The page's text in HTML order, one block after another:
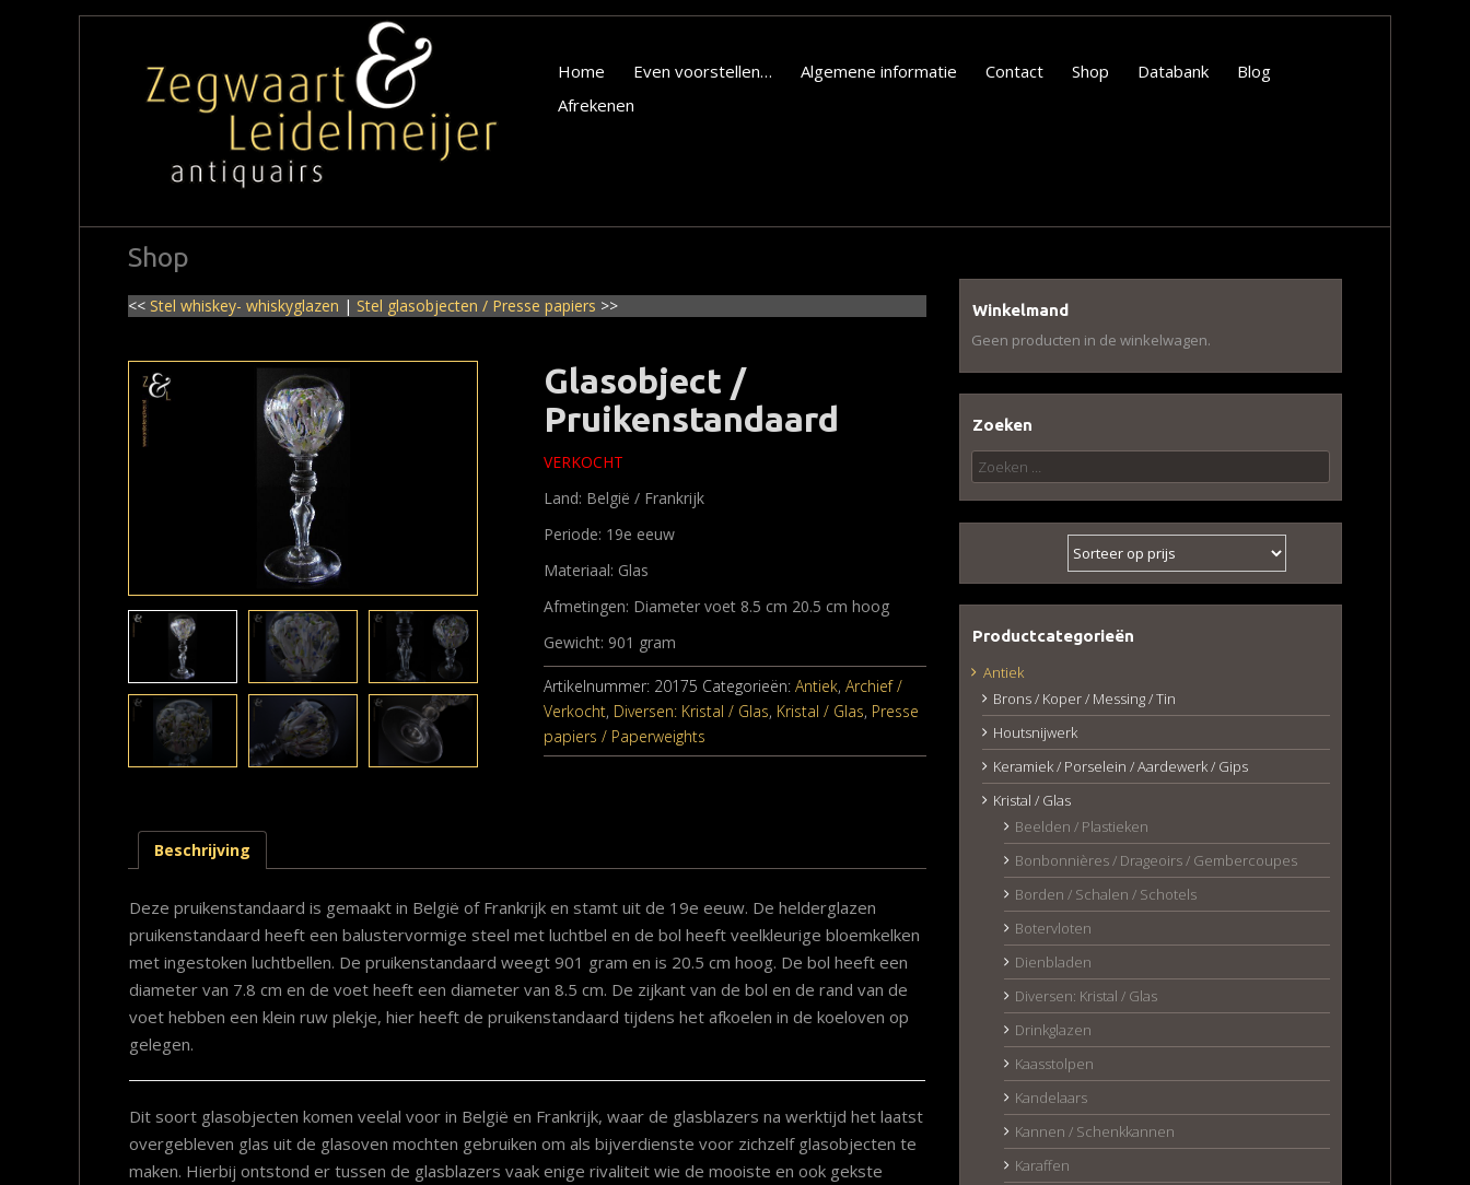
Home Even voorstellen… Algemene informatie Contact Shop Databank
Blog
Afrekenen
Shop
<< Stel whiskey- whiskyglazen | Stel glasobjecten / Presse papiers >>
Glasobject /
Pruikenstandaard
VERKOCHT
Land: België / Frankrijk
Periode: 19e eeuw
Materiaal: Glas
Afmetingen: Diameter voet 8.5 cm 20.5 cm hoog
Gewicht: 901 gram
Artikelnummer: 20175 Categorieën: Antiek, Archief /
Verkocht, Diversen: Kristal / Glas, Kristal / Glas, Presse
papiers / Paperweights
Beschrijving
Deze pruikenstandaard is gemaakt in België of Frankrijk en stamt uit de 19e eeuw. De helderglazen
pruikenstandaard heeft een balustervormige steel met luchtbel en de bol heeft veelkleurige bloemkelken
met ingestoken luchtbellen. De pruikenstandaard weegt 901 gram en is 20.5 cm hoog. De bol heeft een
diameter van 7.8 cm en de voet heeft een diameter van 8.5 cm. De zijkant van de bol en de rand van de
voet hebben een klein ruw plekje, hier heeft de pruikenstandaard tijdens het afkoelen in de koeloven op
gelegen.
Dit soort glasobjecten komen veelal voor in België en Frankrijk, waar de glasblazers na werktijd het laatst
overgebleven glas uit de glasoven mochten gebruiken om als bijverdienste voor zichzelf glasobjecten te
maken. Hierbij ontstond er tussen de glasblazers vaak enige rivaliteit wie de mooiste en ook gekste
Winkelmand
Geen producten in de winkelwagen.
Zoeken
Zoeken
naar:
Productcategorieën
Antiek
Brons / Koper / Messing / Tin
Houtsnijwerk
Keramiek / Porselein / Aardewerk / Gips
Kristal / Glas
Beelden / Plastieken
Bonbonnières / Drageoirs / Gembercoupes
Borden / Schalen / Schotels
Botervloten
Dienbladen
Diversen: Kristal / Glas
Drinkglazen
Kaasstolpen
Kandelaars
Kannen / Schenkkannen
Karaffen